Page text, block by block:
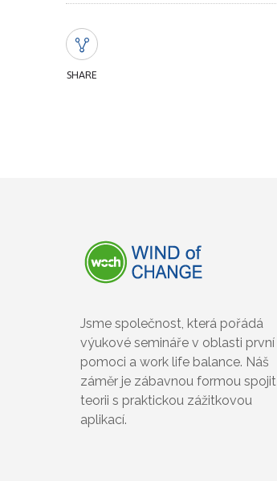
SHARE
Jsme společnost, která pořádá
výukové semináře v oblasti první
pomoci a work life balance. Náš
záměr je zábavnou formou spojit
teorii s praktickou zážitkovou
aplikací.